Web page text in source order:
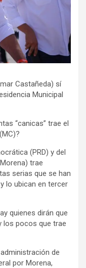
Castañeda) sí
Municipal
“canicas” trae el
(PRD) y del
trae
serias que se han
lo ubican en tercer
quienes dirán que
los pocos que trae
de
por Morena,